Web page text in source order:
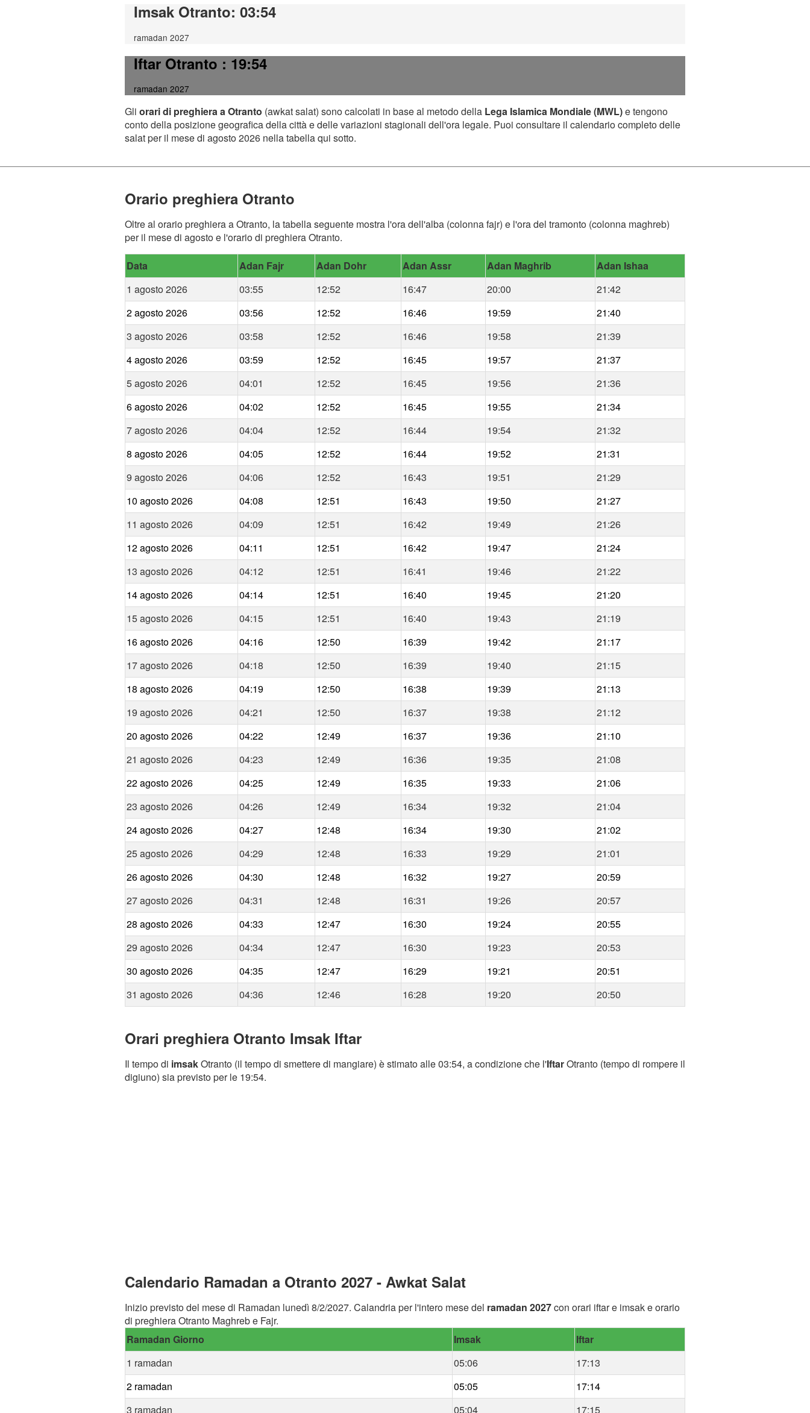
Imsak Otranto: 03:54
ramadan 2027
Iftar Otranto: 19:54
ramadan 2027
Gli orari di preghiera a Otranto (awkat salat) sono calcolati in base al metodo della Lega Islamica Mondiale (MWL)e tengono
conto della posizione geografica della città e delle variazioni stagionali dell'ora legale. Puoi consultare il calendario completo delle
salat per il mese di agosto 2026 nella tabella qui sotto.
Orario preghiera Otranto
Oltre al orario preghiera a Otranto, la tabella seguente mostra l'ora dell'alba (colonna fajr) e l'ora del tramonto (colonna maghreb)
per il mese di agosto e l'orario di preghiera Otranto.
Data Adan Fajr Adan Dohr Adan Assr Adan Maghrib
Adan Ishaa
1 agosto 2026
03:55 12:52 16:47 20:00
21:42
2 agosto 2026
03:56 12:52 16:46 19:59
21:40
3 agosto 2026
03:58 12:52 16:46 19:58
21:39
4 agosto 2026
03:59 12:52 16:45 19:57
21:37
5 agosto 2026
04:01 12:52 16:45 19:56
21:36
6 agosto 2026
04:02 12:52 16:45 19:55
21:34
7 agosto 2026
04:04 12:52 16:44 19:54
21:32
8 agosto 2026
04:05 12:52 16:44 19:52
21:31
9 agosto 2026
04:06 12:52 16:43 19:51
21:29
10 agosto 2026
04:08 12:51 16:43 19:50
21:27
11 agosto 2026
04:09 12:51 16:42 19:49
21:26
12 agosto 2026
04:11 12:51 16:42 19:47
21:24
13 agosto 2026
04:12 12:51 16:41 19:46
21:22
14 agosto 2026
04:14 12:51 16:40 19:45
21:20
15 agosto 2026
04:15 12:51 16:40 19:43
21:19
16 agosto 2026
04:16 12:50 16:39 19:42
21:17
17 agosto 2026
04:18 12:50 16:39 19:40
21:15
18 agosto 2026
04:19 12:50 16:38 19:39
21:13
19 agosto 2026
04:21 12:50 16:37 19:38
21:12
20 agosto 2026
04:22 12:49 16:37 19:36
21:10
21 agosto 2026
04:23 12:49 16:36 19:35
21:08
22 agosto 2026
04:25 12:49 16:35 19:33
21:06
23 agosto 2026
04:26 12:49 16:34 19:32
21:04
24 agosto 2026
04:27 12:48 16:34 19:30
21:02
25 agosto 2026
04:29 12:48 16:33 19:29
21:01
26 agosto 2026
04:30 12:48 16:32 19:27
20:59
27 agosto 2026
04:31 12:48 16:31 19:26
20:57
28 agosto 2026
04:33 12:47 16:30 19:24
20:55
29 agosto 2026
04:34 12:47 16:30 19:23
20:53
30 agosto 2026
04:35 12:47 16:29 19:21
20:51
31 agosto 2026
04:36 12:46 16:28 19:20 20:50
Orari preghiera Otranto Imsak Iftar
Il tempo di imsakOtranto (il tempo di smettere di mangiare) è stimato alle 03:54, a condizione che l'IftarOtranto (tempo di rompere il
digiuno) sia previsto per le 19:54.
Calendario Ramadan a Otranto 2027 - Awkat Salat
Inizio previsto del mese di Ramadan lunedì 8/2/2027. Calandria per l'intero mese del ramadan 2027con orari iftar e imsak e orario
di preghiera Otranto Maghreb e Fajr.
Ramadan Giorno
Imsak
Iftar
1 ramadan
05:06
17:13
2 ramadan
05:05
17:14
3 ramadan
05:04 17:15